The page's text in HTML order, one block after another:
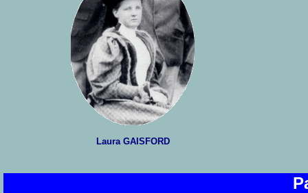
Laura GAISFORD